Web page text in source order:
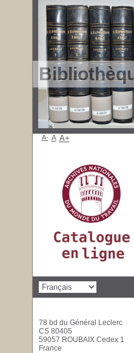
A- A A+
78 bd du Général Leclerc
CS 80405
59057 ROUBAIX Cedex 1
France